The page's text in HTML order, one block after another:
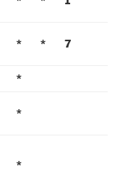
* * 7
*
*
*